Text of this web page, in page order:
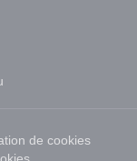
de cookies